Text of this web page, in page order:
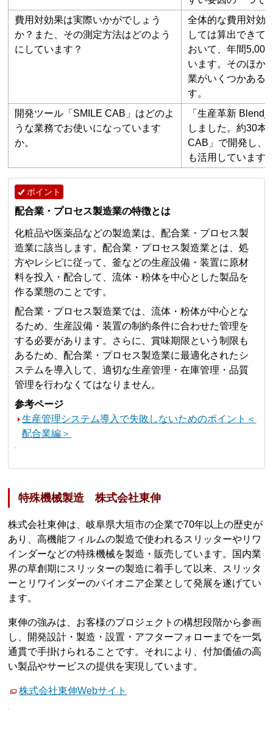
費用対効果は実際いかがでしょう
か？また、その測定方法はどのよう
にしています？
全体的な費用対効
しては算出できて
おいて、年間
います。そのほか
業がいくつかある
す。
開発ツール「SMILE CAB」はどのよ
うな業務でお使いになっています
か。
「生産革新
しました。約30本
CAB」で開発し、
も活用しています
ポイント
配合業・プロセス製造業の特徴とは
化粧品や医薬品などの製造業は、配合業・プロセス製
造業に該当します。配合業・プロセス製造業とは、処
方やレシピに従って、釜などの生産設備・装置に原材
料を投入・配合して、流体・粉体を中心とした製品を
作る業態のことです。
配合業・プロセス製造業では、流体・粉体が中心とな
るため、生産設備・装置の制約条件に合わせた管理を
する必要があります。さらに、賞味期限という制限も
あるため、配合業・プロセス製造業に最適化されたシ
ステムを導入して、適切な生産管理・在庫管理・品質
管理を行わなくてはなりません。
参考ページ
生産管理システム導入で失敗しないためのポイント＜
配合業編＞
特殊機械製造 株式会社東伸
株式会社東伸は、岐阜県大垣市の企業で70年以上の歴史が
あり、高機能フィルムの製造で使われるスリッターやリワ
インダーなどの特殊機械を製造・販売しています。国内業
界の草創期にスリッターの製造に着手して以来、スリッタ
ーとリワインダーのパイオニア企業として発展を遂げてい
ます。
東伸の強みは、お客様のプロジェクトの構想段階から参画
し、開発設計・製造・設置・アフターフォローまでを一気
通貫で手掛けられることです。それにより、付加価値の高
い製品やサービスの提供を実現しています。
株式会社東伸Webサイト